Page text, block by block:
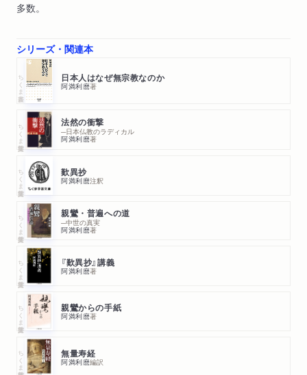
第五章 権力者に答える
おわりに
法然の手紙原文
略年表
主要参考文献
あとがき
多数。
シリーズ・関連本
ちくま新書 日本人はなぜ無宗教なのか
阿満利麿著
ちくま学芸文庫 法然の衝撃
─日本仏教のラディカル
阿満利麿著
ちくま学芸文庫 歎異抄
阿満利麿注釈
ちくま学芸文庫 親鸞・普遍への道
─中世の真実
阿満利麿著
ちくま学芸文庫 『歎異抄』講義
阿満利麿著
ちくま学芸文庫 親鸞からの手紙
阿満利麿著
ちくま学芸文庫 無量寿経
阿満利麿編訳